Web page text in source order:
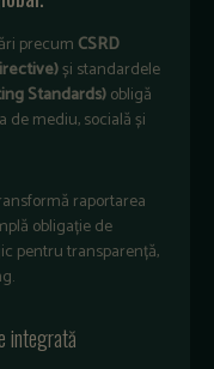
precum CSRD
și standardele
Standards)obligă
de mediu, socială și
raportarea
obligație de
pentru transparență,
integrată